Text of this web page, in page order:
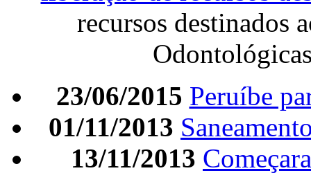
recursos destinados
23/06/2015 Peruíbe
01/11/2013
13/11/2013